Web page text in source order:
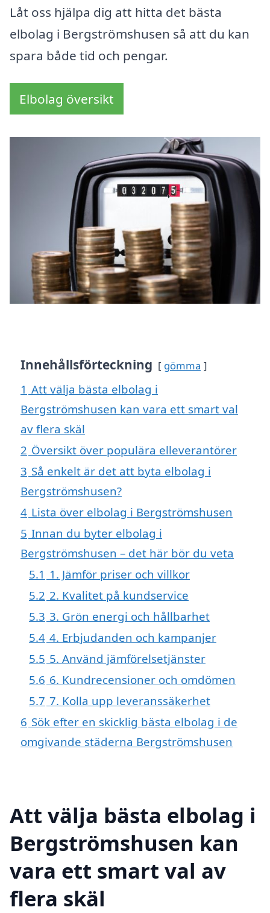
Låt oss hjälpa dig att hitta det bästa
elbolag i Bergströmshusen så att du kan
spara både tid och pengar.
Elbolag översikt
Innehållsförteckning gömma
1 Att välja bästa elbolag i
Bergströmshusen kan vara ett smart val
av flera skäl
2 Översikt över populära elleverantörer
3 Så enkelt är det att byta elbolag i
Bergströmshusen?
4 Lista över elbolag i Bergströmshusen
5 Innan du byter elbolag i
Bergströmshusen – det här bör du veta
5.1 1. Jämför priser och villkor
5.2 2. Kvalitet på kundservice
5.3 3. Grön energi och hållbarhet
5.4 4. Erbjudanden och kampanjer
5.5 5. Använd jämförelsetjänster
5.6 6. Kundrecensioner och omdömen
5.7 7. Kolla upp leveranssäkerhet
6 Sök efter en skicklig bästa elbolag i de
omgivande städerna Bergströmshusen
Att välja bästa elbolag i
Bergströmshusen kan
vara ett smart val av
flera skäl